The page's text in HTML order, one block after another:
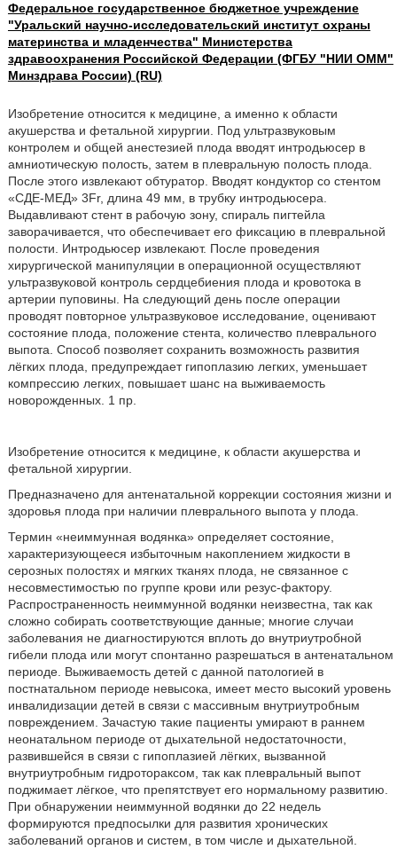
Федеральное государственное бюджетное учреждение
"Уральский научно-исследовательский институт охраны
материнства и младенчества" Министерства
здравоохранения Российской Федерации (ФГБУ "НИИ ОММ"
Минздрава России) (RU)
Изобретение относится к медицине, а именно к области
акушерства и фетальной хирургии. Под ультразвуковым
контролем и общей анестезией плода вводят интродьюсер в
амниотическую полость, затем в плевральную полость плода.
После этого извлекают обтуратор. Вводят кондуктор со стентом
«СДЕ-МЕД» 3Fr, длина 49 мм, в трубку интродьюсера.
Выдавливают стент в рабочую зону, спираль пигтейла
заворачивается, что обеспечивает его фиксацию в плевральной
полости. Интродьюсер извлекают. После проведения
хирургической манипуляции в операционной осуществляют
ультразвуковой контроль сердцебиения плода и кровотока в
артерии пуповины. На следующий день после операции
проводят повторное ультразвуковое исследование, оценивают
состояние плода, положение стента, количество плеврального
выпота. Способ позволяет сохранить возможность развития
лёгких плода, предупреждает гипоплазию легких, уменьшает
компрессию легких, повышает шанс на выживаемость
новорожденных. 1 пр.
Изобретение относится к медицине, к области акушерства и
фетальной хирургии.
Предназначено для антенатальной коррекции состояния жизни и
здоровья плода при наличии плеврального выпота у плода.
Термин «неиммунная водянка» определяет состояние,
характеризующееся избыточным накоплением жидкости в
серозных полостях и мягких тканях плода, не связанное с
несовместимостью по группе крови или резус-фактору.
Распространенность неиммунной водянки неизвестна, так как
сложно собирать соответствующие данные; многие случаи
заболевания не диагностируются вплоть до внутриутробной
гибели плода или могут спонтанно разрешаться в антенатальном
периоде. Выживаемость детей с данной патологией в
постнатальном периоде невысока, имеет место высокий уровень
инвалидизации детей в связи с массивным внутриутробным
повреждением. Зачастую такие пациенты умирают в раннем
неонатальном периоде от дыхательной недостаточности,
развившейся в связи с гипоплазией лёгких, вызванной
внутриутробным гидротораксом, так как плевральный выпот
поджимает лёгкое, что препятствует его нормальному развитию.
При обнаружении неиммунной водянки до 22 недель
формируются предпосылки для развития хронических
заболеваний органов и систем, в том числе и дыхательной.